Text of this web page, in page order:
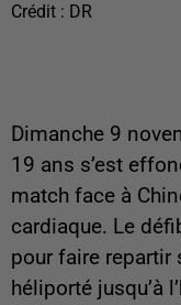
Crédit : DR
Dimanche 9
19 ans s’est
match face à
cardiaque. Le
pour faire
héliporté jusqu’à